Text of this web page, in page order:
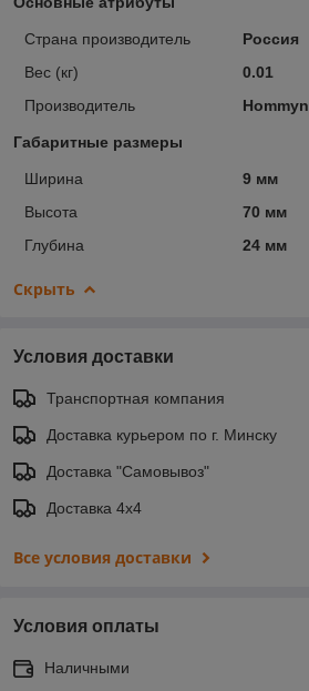
Страна производитель
Россия
Вес (кг)
0.01
Производитель
Hommyn
Габаритные размеры
Ширина
9 мм
Высота
70 мм
Глубина
24 мм
Скрыть
Условия доставки
Транспортная компания
Доставка курьером по г. Минску
Доставка "Самовывоз"
Доставка 4х4
Все условия доставки
Условия оплаты
Наличными